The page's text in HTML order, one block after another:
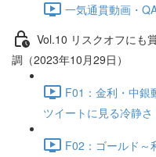
一気通貫動画・
Vol.10 リスクオフにも
調（2023年10月29日）
F01：金利・中銀
ツイートに見る冷静
F02：ゴールド～